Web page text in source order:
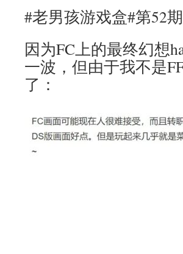
#老男孩游戏盒#第52
因为FC上的最终幻想
一波，但由于我不是
了：